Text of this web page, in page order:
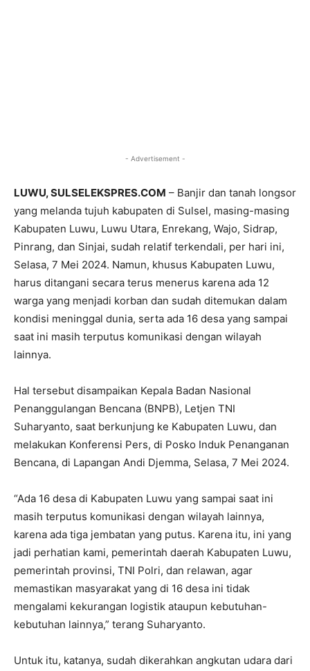
- Advertisement -
LUWU, SULSELEKSPRES.COM – Banjir dan tanah longsor
yang melanda tujuh kabupaten di Sulsel, masing-masing
Kabupaten Luwu, Luwu Utara, Enrekang, Wajo, Sidrap,
Pinrang, dan Sinjai, sudah relatif terkendali, per hari ini,
Selasa, 7 Mei 2024. Namun, khusus Kabupaten Luwu,
harus ditangani secara terus menerus karena ada 12
warga yang menjadi korban dan sudah ditemukan dalam
kondisi meninggal dunia, serta ada 16 desa yang sampai
saat ini masih terputus komunikasi dengan wilayah
lainnya.
Hal tersebut disampaikan Kepala Badan Nasional
Penanggulangan Bencana (BNPB), Letjen TNI
Suharyanto, saat berkunjung ke Kabupaten Luwu, dan
melakukan Konferensi Pers, di Posko Induk Penanganan
Bencana, di Lapangan Andi Djemma, Selasa, 7 Mei 2024.
“Ada 16 desa di Kabupaten Luwu yang sampai saat ini
masih terputus komunikasi dengan wilayah lainnya,
karena ada tiga jembatan yang putus. Karena itu, ini yang
jadi perhatian kami, pemerintah daerah Kabupaten Luwu,
pemerintah provinsi, TNI Polri, dan relawan, agar
memastikan masyarakat yang di 16 desa ini tidak
mengalami kekurangan logistik ataupun kebutuhan-
kebutuhan lainnya,” terang Suharyanto.
Untuk itu, katanya, sudah dikerahkan angkutan udara dari